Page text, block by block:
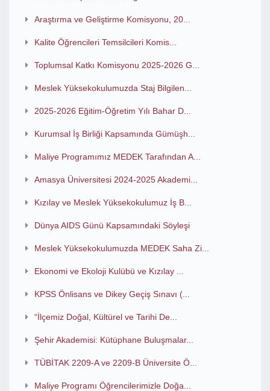
Araştırma ve Geliştirme Komisyonu, 20...
Kalite Öğrencileri Temsilcileri Komis...
Toplumsal Katkı Komisyonu 2025-2026 G...
Meslek Yüksekokulumuzda Staj Bilgilen...
2025-2026 Eğitim-Öğretim Yılı Bahar D...
Kurumsal İş Birliği Kapsamında Gümüşh...
Maliye Programımız MEDEK Tarafından A...
Amasya Üniversitesi 2024-2025 Akademi...
Kızılay ve Meslek Yüksekokulumuz İş B...
Dünya AIDS Günü Kapsamındaki Söyleşi
Meslek Yüksekokulumuzda MEDEK Saha Zi...
Ekonomi ve Ekoloji Kulübü ve Kızılay ...
KPSS Önlisans ve Dikey Geçiş Sınavı (...
“İlçemiz Doğal, Kültürel ve Tarihi De...
Şehir Akademisi: Kütüphane Buluşmalar...
TÜBİTAK 2209-A ve 2209-B Üniversite Ö...
Maliye Programı Öğrencilerimizle Doğa...